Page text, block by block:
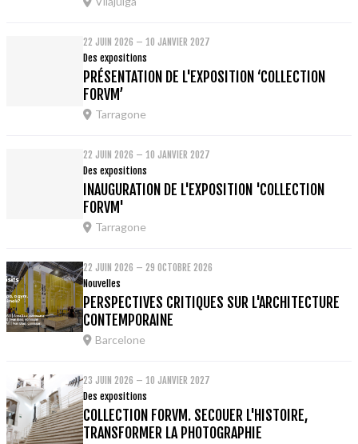
22 JUIN 2026 – 10 JANVIER 2027
Des expositions
PRÉSENTATION DE L'EXPOSITION ‘COLLECTION
FORVM’
Tarragone
22 JUIN 2026 – 10 JANVIER 2027
Des expositions
INAUGURATION DE L'EXPOSITION 'COLLECTION
FORVM'
Tarragone
22 JUIN 2026 – 29 OCTOBRE 2026
Nouvelles
PERSPECTIVES CRITIQUES SUR L'ARCHITECTURE
CONTEMPORAINE
Barcelone
23 JUIN 2026 – 10 JANVIER 2027
Des expositions
COLLECTION FORVM. SECOUER L'HISTOIRE,
TRANSFORMER LA PHOTOGRAPHIE